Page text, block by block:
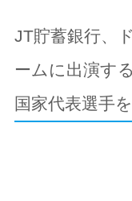
JT貯蓄銀行、
ームに出演す
国家代表選手